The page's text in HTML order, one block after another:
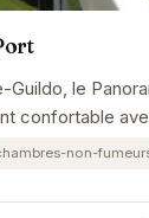
Guildo, le
confortable
pour les...
non-